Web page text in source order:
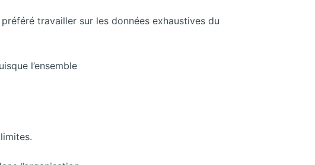
travailler sur les données exhaustives du
l’ensemble